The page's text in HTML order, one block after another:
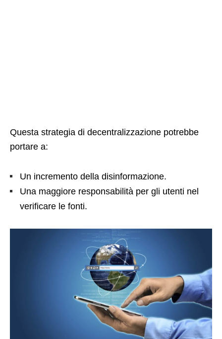
Questa strategia di decentralizzazione potrebbe
portare a:
Un incremento della disinformazione.
Una maggiore responsabilità per gli utenti nel
verificare le fonti.